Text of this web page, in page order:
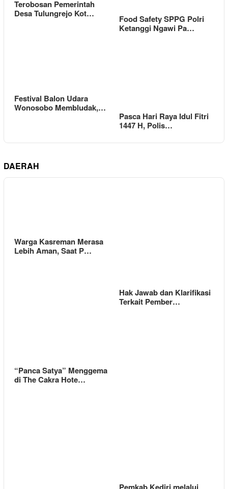
Terobosan Pemerintah
Desa Tulungrejo Kot…
Food Safety SPPG Polri
Ketanggi Ngawi Pa…
Festival Balon Udara
Wonosobo Membludak,…
Pasca Hari Raya Idul Fitri
1447 H, Polis…
DAERAH
Warga Kasreman Merasa
Lebih Aman, Saat P…
Hak Jawab dan Klarifikasi
Terkait Pember…
“Panca Satya” Menggema
di The Cakra Hote…
Pemkab Kediri melalui